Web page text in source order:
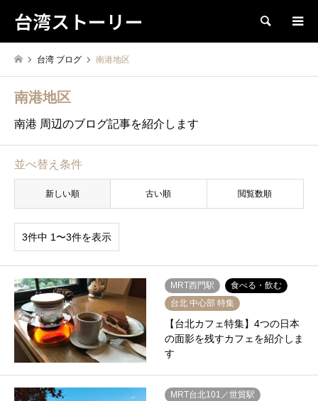
台湾ストーリー 検索
台湾 ブログ 南港地区
南港地区
南港 周辺のブログ記事を紹介します
並べ替え条件
新しい順 古い順 閲覧数順
3件中 1〜3件を表示
MRT西門駅
食べる・飲む
台北 中心部 特集
【台北カフェ特集】4つの日本
の面影を残すカフェを紹介しま
す
MRT台北101／世貿駅